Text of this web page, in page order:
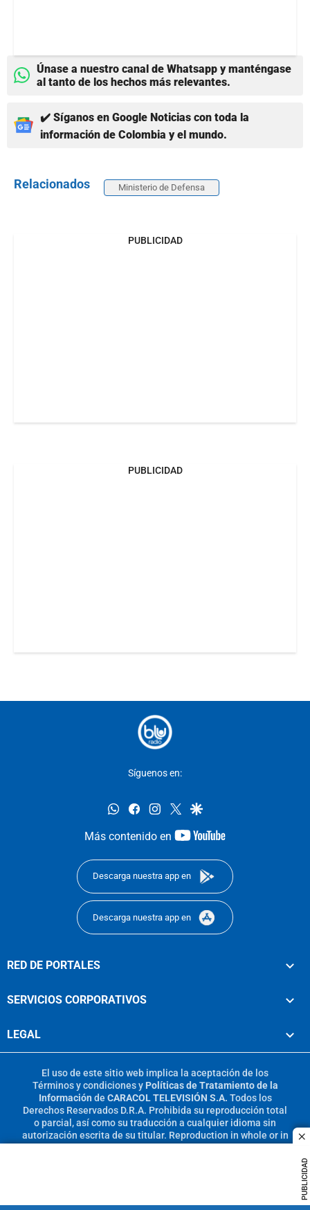
PUBLICIDAD
Únase a nuestro canal de Whatsapp y manténgase
al tanto de los hechos más relevantes.
✔️ Síganos en Google Noticias con toda la
información de Colombia y el mundo.
Relacionados Ministerio de Defensa
PUBLICIDAD
PUBLICIDAD
Síguenos en:
whatsappfacebookinstagram
twittergoogle
Más contenido en
youtube-
Descarga nuestra app en
Descarga nuestra app en
RED DE PORTALES
SERVICIOS CORPORATIVOS
LEGAL
El uso de este sitio web implica la aceptación de los
Términos y condicionesy Políticas de Tratamiento de la
Información de CARACOL TELEVISIÓN S.A. Todos los
Derechos Reservados D.R.A. Prohibida su reproducción total
o parcial, así como su traducción a cualquier idioma sin
autorización escrita de su titular. Reproduction in whole or in